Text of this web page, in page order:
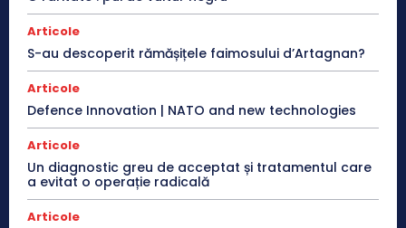
Articole
S-au descoperit rămășițele faimosului d’Artagnan?
Articole
Defence Innovation | NATO and new technologies
Articole
Un diagnostic greu de acceptat și tratamentul care
a evitat o operație radicală
Articole